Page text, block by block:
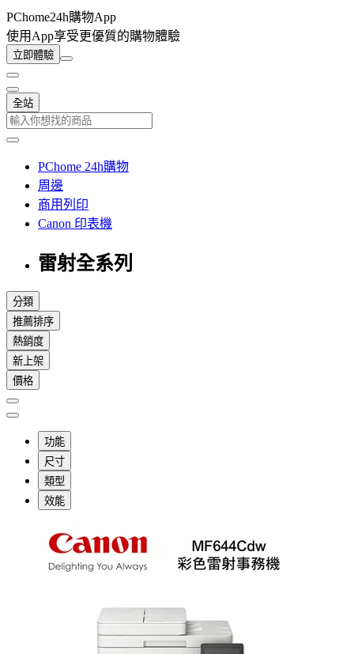
PChome24h購物App
使用App享受更優質的購物體驗
立即體驗
全站
PChome 24h購物
周邊
商用列印
Canon 印表機
雷射全系列
分類
推薦排序
熱銷度
新上架
價格
功能
尺寸
類型
效能